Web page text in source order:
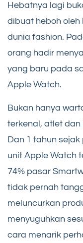
Hebatnya lagi
dibuat heboh
dunia fashion.
orang hadir
yang baru pada
Apple Watch.
Bukan hanya
terkenal, atlet
Dan 1 tahun
unit Apple Watch
74% pasar
tidak pernah
meluncurkan
menyuguhkan
cara menarik